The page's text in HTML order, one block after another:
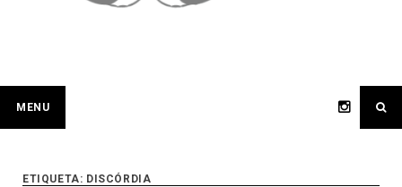
MENU
ETIQUETA: DISCÓRDIA